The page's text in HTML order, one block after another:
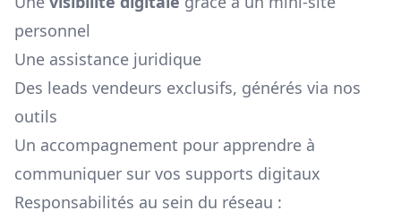
personnel
Une assistance juridique
Des leads vendeurs exclusifs, générés via nos
outils
Un accompagnement pour apprendre à
communiquer sur vos supports digitaux
Responsabilités au sein du réseau :